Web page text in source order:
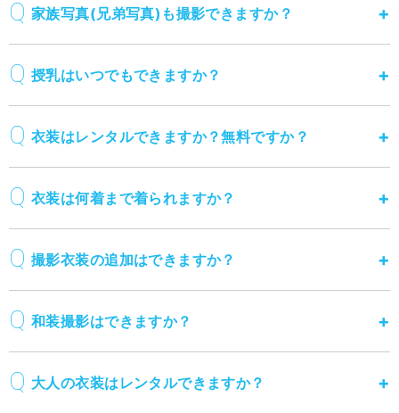
家族写真(兄弟写真)も撮影できますか？
授乳はいつでもできますか？
衣装はレンタルできますか？無料ですか？
衣装は何着まで着られますか？
撮影衣装の追加はできますか？
和装撮影はできますか？
大人の衣装はレンタルできますか？